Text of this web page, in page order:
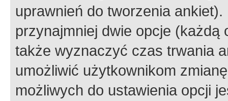
uprawnień do tworzenia
przynajmniej dwie opcje
także wyznaczyć czas trwania
umożliwić użytkownikom
możliwych do ustawienia opcji